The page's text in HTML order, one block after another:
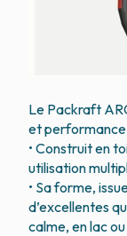
Le Packraft
et performance
• Construit en
utilisation
• Sa forme,
d’excellentes
calme, en lac